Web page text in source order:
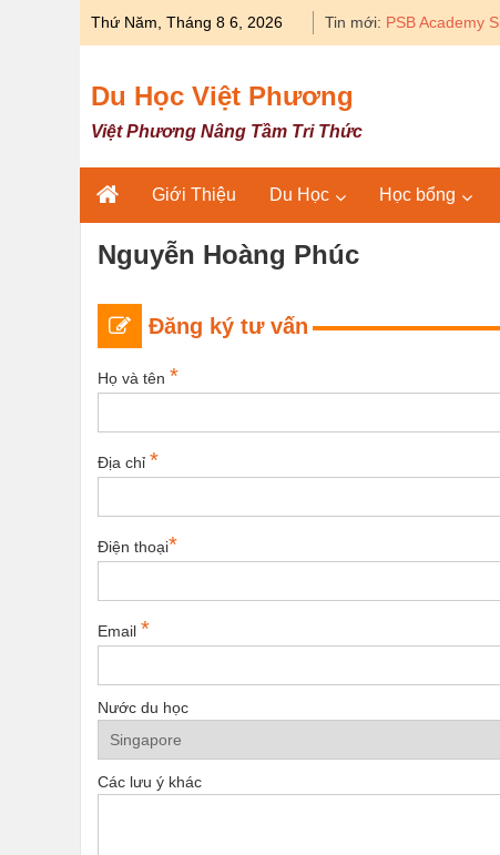
Thứ Năm, Tháng 8 6, 2026 Tin mới: PSB Academy
Du Học Việt Phương
Việt Phương Nâng Tầm Tri Thức
Giới Thiệu Du Học Học bổng
Nguyễn Hoàng Phúc
Đăng ký tư vấn
Họ và tên *
Địa chỉ *
Điện thoại*
Email *
Nước du học
Các lưu ý khác